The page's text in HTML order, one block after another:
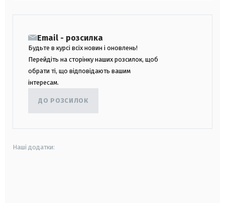
Email - розсилка
Будьте в курсі всіх новин і оновлень!
Перейдіть на сторінку наших розсилок, щоб
обрати ті, що відповідають вашим
інтересам.
ДО РОЗСИЛОК
Наші додатки: